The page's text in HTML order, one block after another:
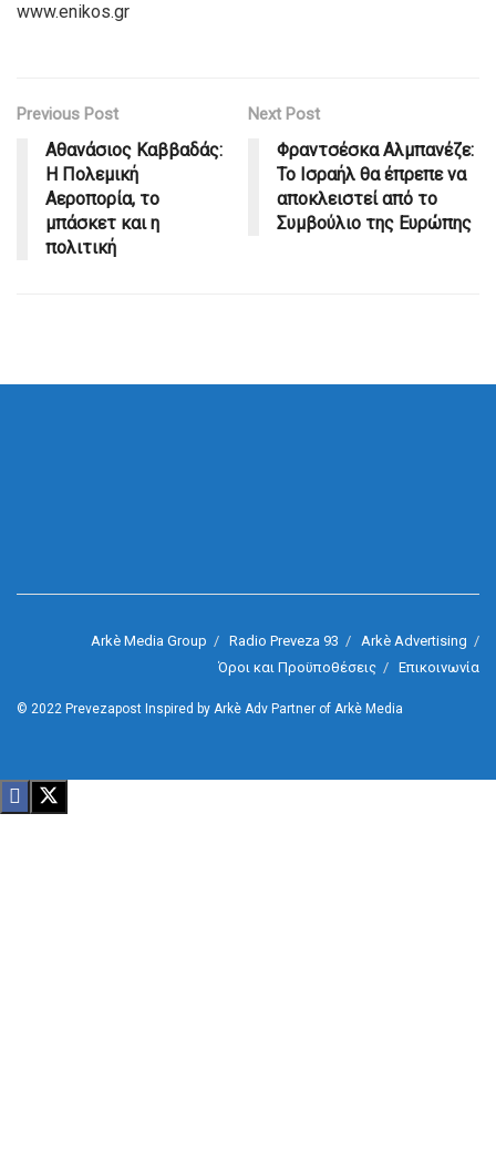
www.enikos.gr
Previous Post
Αθανάσιος Καββαδάς:
Η Πολεμική
Αεροπορία, το
μπάσκετ και η
πολιτική
Next Post
Φραντσέσκα Αλμπανέζε:
Το Ισραήλ θα έπρεπε να
αποκλειστεί από το
Συμβούλιο της Ευρώπης
Arkè Media Group Radio Preveza 93
Arkè Advertising
Όροι και Προϋποθέσεις
Επικοινωνία
© 2022 Prevezapost Inspired by Arkè Adv Partner of Arkè Media